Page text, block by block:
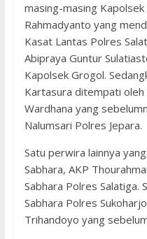
masing-masing Kapolsek
Rahmadyanto yang
Kasat Lantas Polres
Abipraya Guntur
Kapolsek Grogol.
Kartasura ditempati oleh
Wardhana yang
Nalumsari Polres Jepara.
Satu perwira lainnya
Sabhara, AKP
Sabhara Polres Salatiga.
Sabhara Polres
Trihandoyo yang